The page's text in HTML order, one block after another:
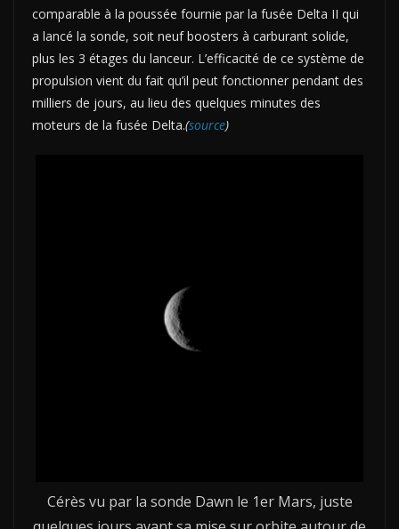
comparable à la poussée fournie par la fusée Delta II qui
a lancé la sonde, soit neuf boosters à carburant solide,
plus les 3 étages du lanceur. L’efficacité de ce système de
propulsion vient du fait qu’il peut fonctionner pendant des
milliers de jours, au lieu des quelques minutes des
moteurs de la fusée Delta.(source)
Cérès vu par la sonde Dawn le 1er Mars, juste